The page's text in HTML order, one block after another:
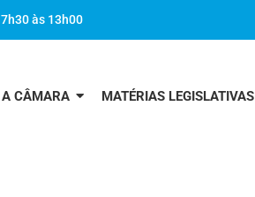
7h30 às 13h00
A CÂMARA MATÉRIAS LEGISLATIVAS